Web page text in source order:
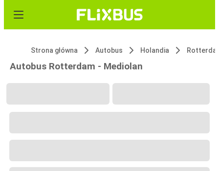
Strona główna Autobus Holandia
Autobus Rotterdam - Mediolan